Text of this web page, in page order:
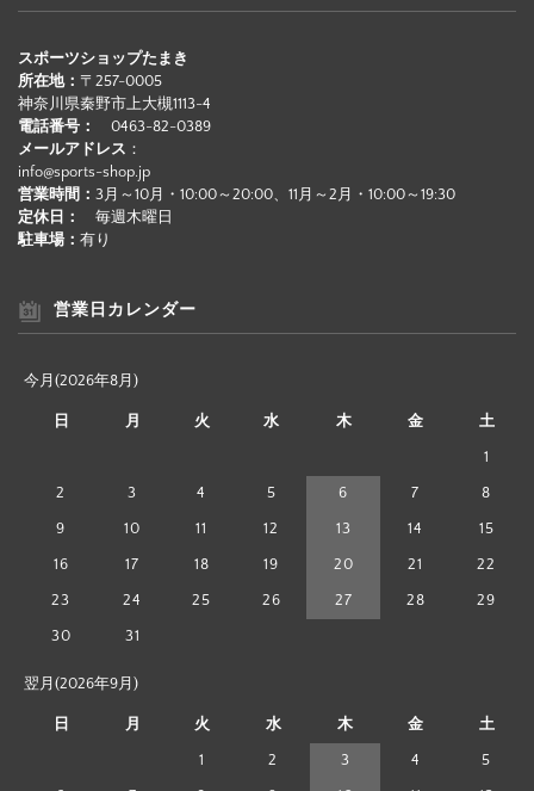
スポーツショップたまき
所在地： 〒257-0005
神奈川県秦野市上大槻1113-4
電話番号：
0463-82-0389
メールアドレス ：
info@sports-shop.jp
営業時間： 3月～10月・10:00～20:00、11月～2月・10:00～19:30
定休日：
毎週木曜日
駐車場： 有り
営業日カレンダー
今月(2026年8月)
日 月 火 水 木 金 土
1
2 3 4 5 6 7 8
9 10 11 12 13 14 15
16 17 18 19 20 21 22
23 24 25 26 27 28 29
30 31
翌月(2026年9月)
日 月 火 水 木 金 土
1 2 3 4 5